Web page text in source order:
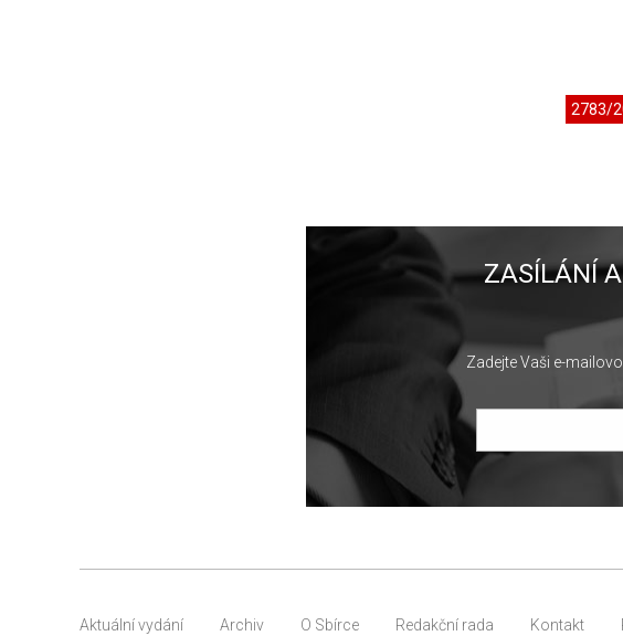
2783/
ZASÍLÁNÍ
Zadejte Vaši e-
Aktuální vydání Archiv O Sbírce Redakční rada Kontakt